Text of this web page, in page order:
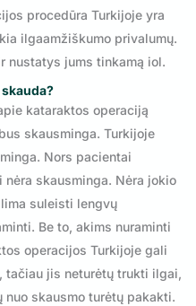
procedūra Turkijoje yra
ilgaamžiškumo privalumų.
nustatys jums tinkamą iol.
kataraktos operaciją
skausminga. Turkijoje
Nors pacientai
skausminga. Nėra jokio
suleisti lengvų
Be to, akims nuraminti
operacijos Turkijoje gali
jis neturėtų trukti ilgai,
skausmo turėtų pakakti.